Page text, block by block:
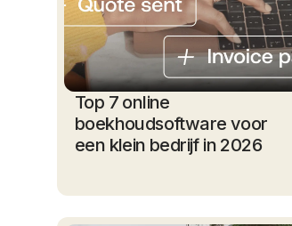
Top 7 online
boekhoudsoftware voor
een klein bedrijf in 2026